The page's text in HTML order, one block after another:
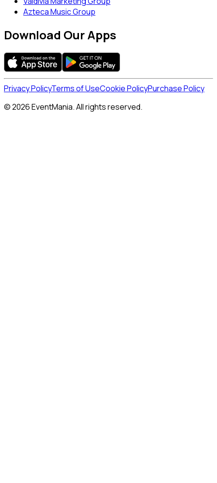
Azteca Music Group
Download Our Apps
Privacy PolicyTerms of UseCookie PolicyPurchase Policy
© 2026 EventMania. All rights reserved.